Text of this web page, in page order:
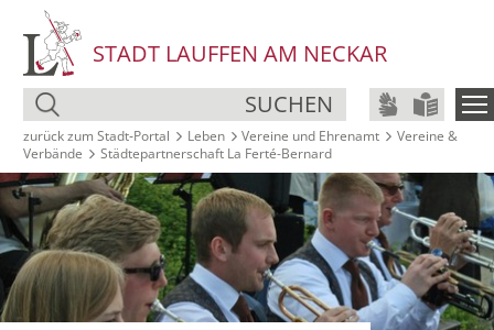
STADT LAUFFEN AM NECKAR
SUCHEN
zurück zum Stadt‑Portal Leben Vereine und Ehrenamt
Vereine &
Verbände
Städtepartnerschaft La Ferté-Bernard